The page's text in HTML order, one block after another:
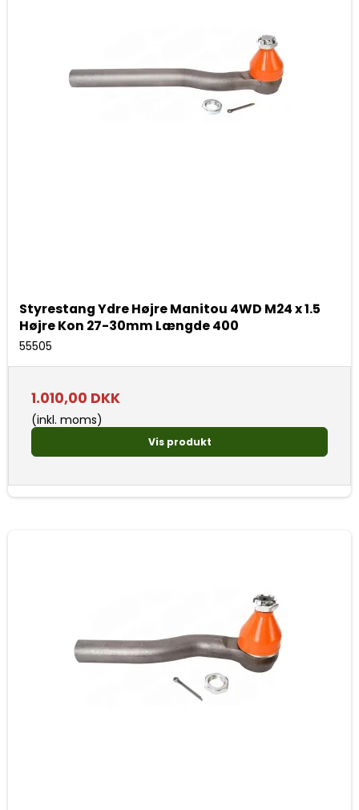
Styrestang Ydre Højre Manitou 4WD M24 x 1.5
Højre Kon 27-30mm Længde 400
55505
1.010,00 DKK
(inkl. moms)
Vis produkt